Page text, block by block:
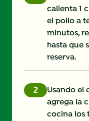
calienta 1
el pollo a
minutos,
hasta que
reserva.
Usando el
agrega la
cocina los